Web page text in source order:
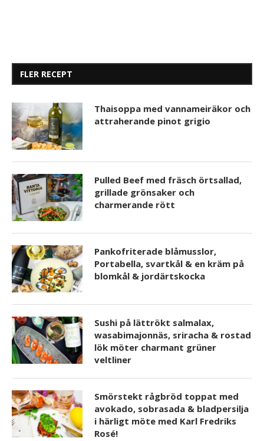
FLER RECEPT
Thaisoppa med vannameiräkor och
attraherande pinot grigio
Pulled Beef med fräsch örtsallad,
grillade grönsaker och
charmerande rött
Pankofriterade blåmusslor,
Portabella, svartkål & en kräm på
blomkål & jordärtskocka
Sushi på lättrökt salmalax,
wasabimajonnäs, sriracha & rostad
lök möter charmant grüner
veltliner
Smörstekt rågbröd toppat med
avokado, sobrasada & bladpersilja
i härligt möte med Karl Fredriks
Rosé!